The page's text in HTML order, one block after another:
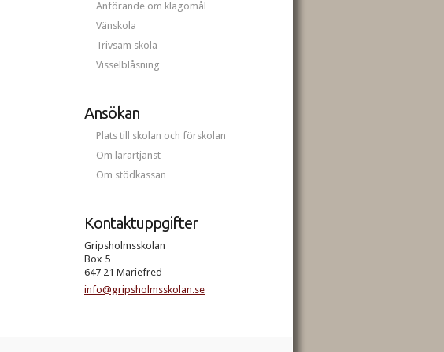
Anförande om klagomål
Vänskola
Trivsam skola
Visselblåsning
Ansökan
Plats till skolan och förskolan
Om lärartjänst
Om stödkassan
Kontaktuppgifter
Gripsholmsskolan
Box 5
647 21 Mariefred
info@gripsholmsskolan.se